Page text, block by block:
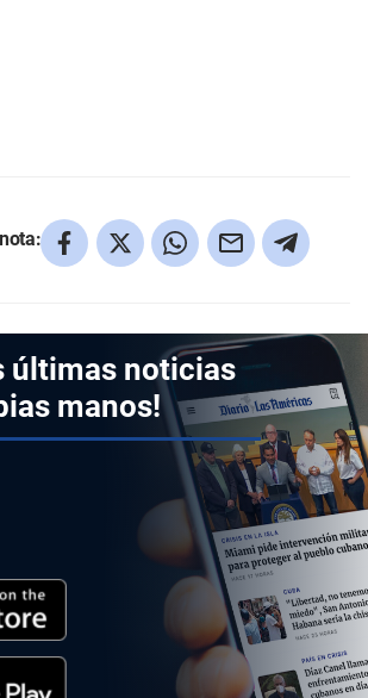
últimas noticias
manos!